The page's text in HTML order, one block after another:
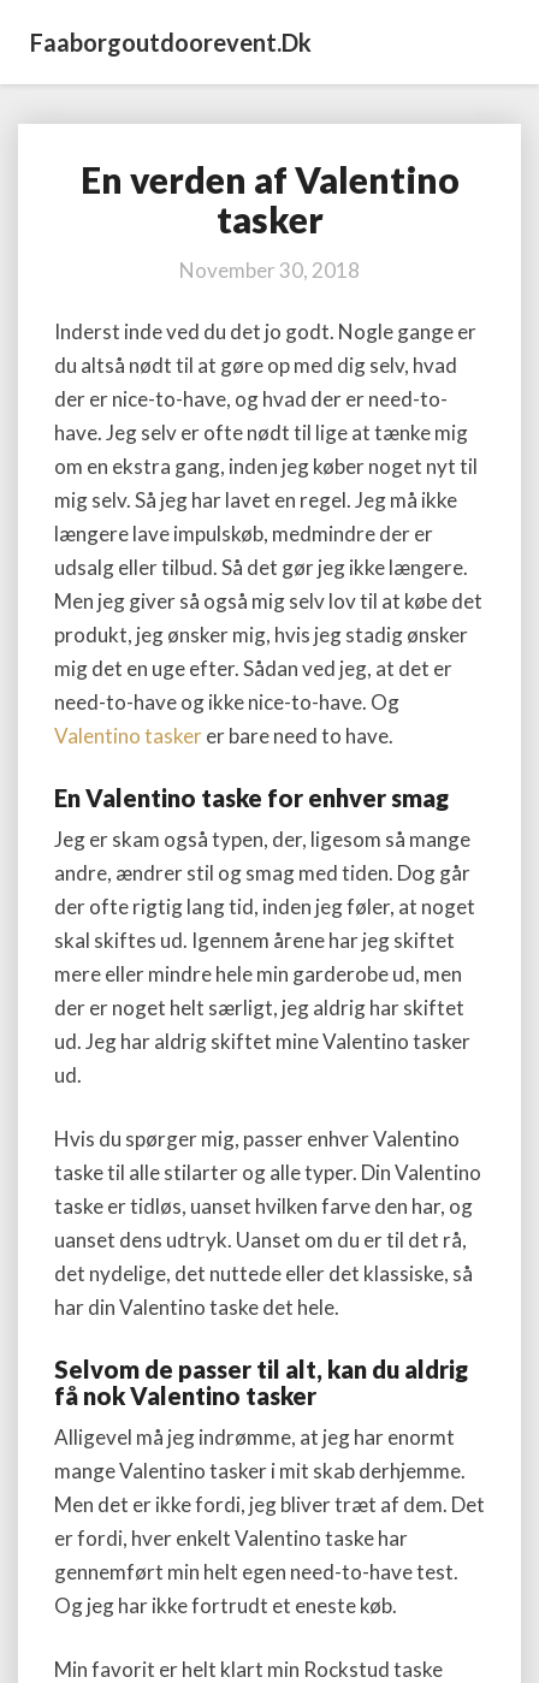
Faaborgoutdoorevent.dk
En
verden
af
tasker
En verden af Valentino
tasker
November 30, 2018
Inderst inde ved du det jo godt. Nogle gange er
du altså nødt til at gøre op med dig selv, hvad
der er nice-to-have, og hvad der er need-to-
have. Jeg selv er ofte nødt til lige at tænke mig
om en ekstra gang, inden jeg køber noget nyt til
mig selv. Så jeg har lavet en regel. Jeg må ikke
længere lave impulskøb, medmindre der er
udsalg eller tilbud. Så det gør jeg ikke længere.
Men jeg giver så også mig selv lov til at købe det
produkt, jeg ønsker mig, hvis jeg stadig ønsker
mig det en uge efter. Sådan ved jeg, at det er
need-to-have og ikke nice-to-have. Og
Valentino taskerer bare need to have.
En Valentino taske for enhver smag
Jeg er skam også typen, der, ligesom så mange
andre, ændrer stil og smag med tiden. Dog går
der ofte rigtig lang tid, inden jeg føler, at noget
skal skiftes ud. Igennem årene har jeg skiftet
mere eller mindre hele min garderobe ud, men
der er noget helt særligt, jeg aldrig har skiftet
ud. Jeg har aldrig skiftet mine Valentino tasker
ud.
Hvis du spørger mig, passer enhver Valentino
taske til alle stilarter og alle typer. Din Valentino
taske er tidløs, uanset hvilken farve den har, og
uanset dens udtryk. Uanset om du er til det rå,
det nydelige, det nuttede eller det klassiske, så
har din Valentino taske det hele.
Selvom de passer til alt, kan du aldrig
få nok Valentino tasker
Alligevel må jeg indrømme, at jeg har enormt
mange Valentino tasker i mit skab derhjemme.
Men det er ikke fordi, jeg bliver træt af dem. Det
er fordi, hver enkelt Valentino taske har
gennemført min helt egen need-to-have test.
Og jeg har ikke fortrudt et eneste køb.
Min favorit er helt klart min Rockstud taske